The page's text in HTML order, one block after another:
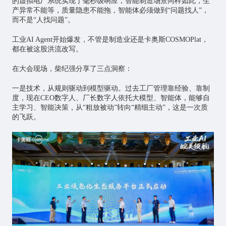
产异常不能等，质量隐患不能拖，智能体必须做到“问题找人”，
而不是“人找问题”。
工业AI Agent开始爆发，不管是制造业还是卡奥斯COSMOPlat，
都在被这股洪流改写。
在大会现场，柴纪强分享了三点洞察：
一是技术，从规则驱动到模型驱动。过去工厂管理靠经验、靠制
度，现在CEO数字人、厂长数字人依托大模型、智能体，能够自
主学习、智能决策，从“粗放被动”转向“精细主动”，这是一次质
的飞跃。